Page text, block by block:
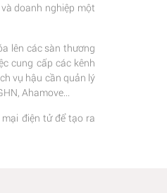
doanh nghiệp một
lên các sàn thương
cung cấp các kênh
vụ hậu cần quản lý
Ahamove...
điện tử để tạo ra